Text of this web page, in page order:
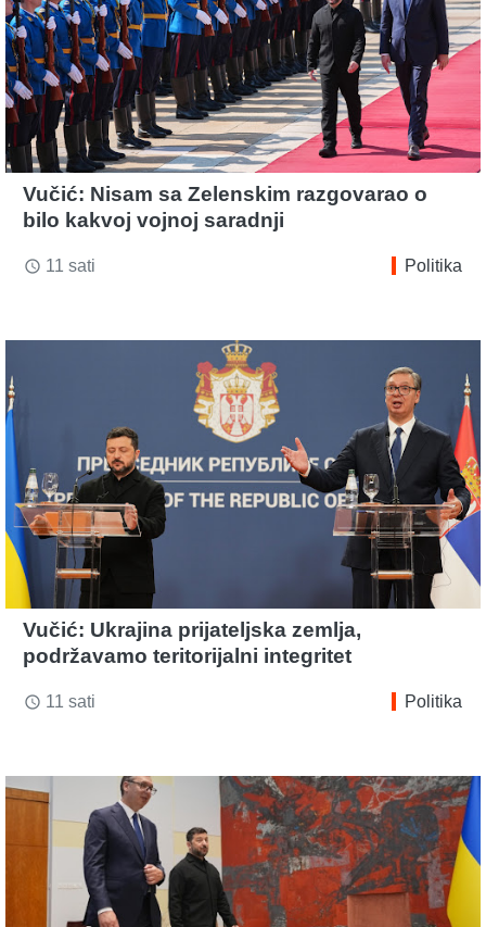
Vučić: Nisam sa Zelenskim razgovarao o
bilo kakvoj vojnoj saradnji
access_time 11 sati Politika
Vučić: Ukrajina prijateljska zemlja,
podržavamo teritorijalni integritet
access_time 11 sati Politika